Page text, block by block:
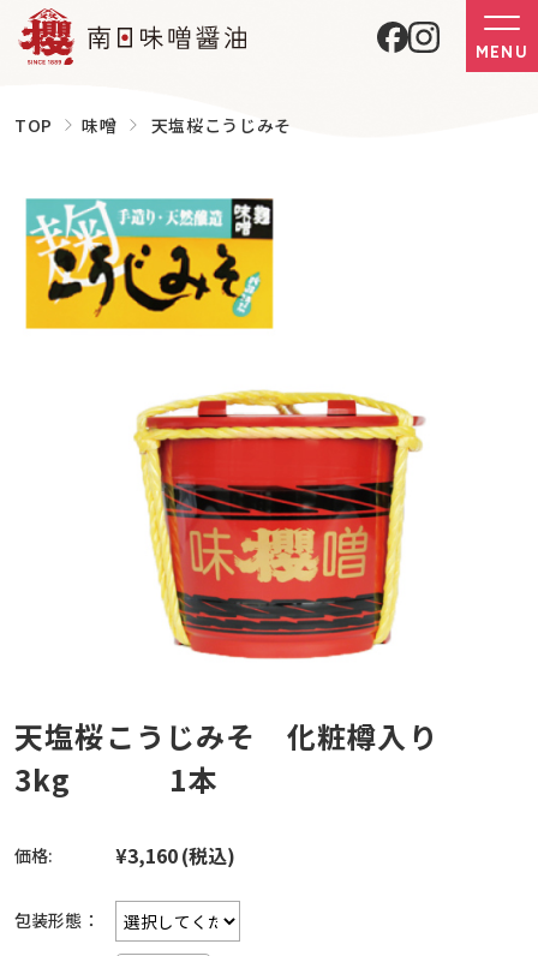
MENU
TOP 味噌 天塩桜こうじみそ
天塩桜こうじみそ 化粧樽入り
3kg 1本
価格: ¥3,160(税込)
包装形態：